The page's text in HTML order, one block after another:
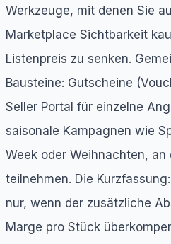
Werkzeuge, mit denen Sie
Marketplace Sichtbarkeit
Listenpreis zu senken.
Bausteine: Gutscheine
Seller Portal für einzelne
saisonale Kampagnen wie
Week oder Weihnachten, an
teilnehmen. Die
nur, wenn der zusätzliche
Marge pro Stück